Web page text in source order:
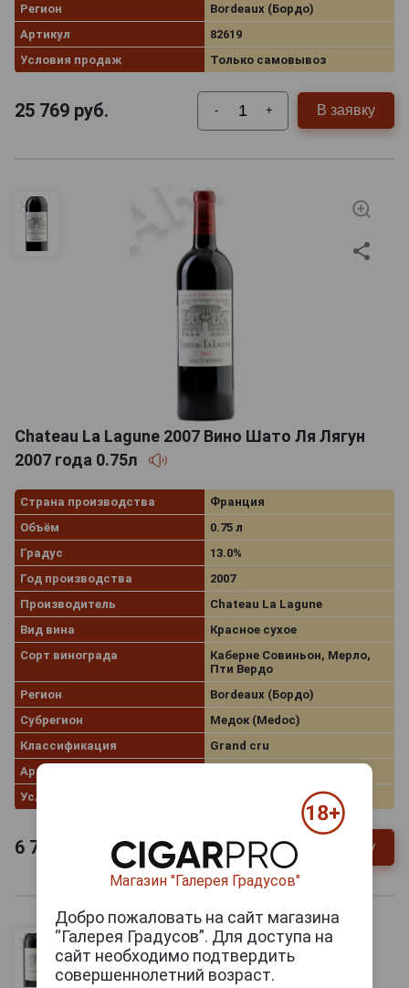
Регион
Bordeaux (Бордо)
Артикул
82619
Условия продаж
Только самовывоз
25 769 руб. - + В заявку
Chateau La Lagune 2007 Вино Шато Ля Лягун
2007 года 0.75л
Страна производства
Франция
Объём
0.75 л
Градус
13.0%
Год производства
2007
Производитель
Chateau La Lagune
Вид вина
Красное сухое
Сорт винограда
Каберне Совиньон, Мерло,
Пти Вердо
Регион
Bordeaux (Бордо)
Субрегион
Медок (Medoc)
Классификация
Grand cru
Артикул
Условия продаж
Только самовывоз
6 703 - + В заявку
Магазин "Галерея Градусов"
Добро пожаловать на сайт магазина
“Галерея Градусов”. Для доступа на
сайт необходимо подтвердить
совершеннолетний возраст.